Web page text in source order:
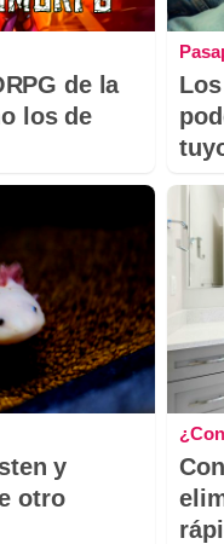
de la
los de
y
otro